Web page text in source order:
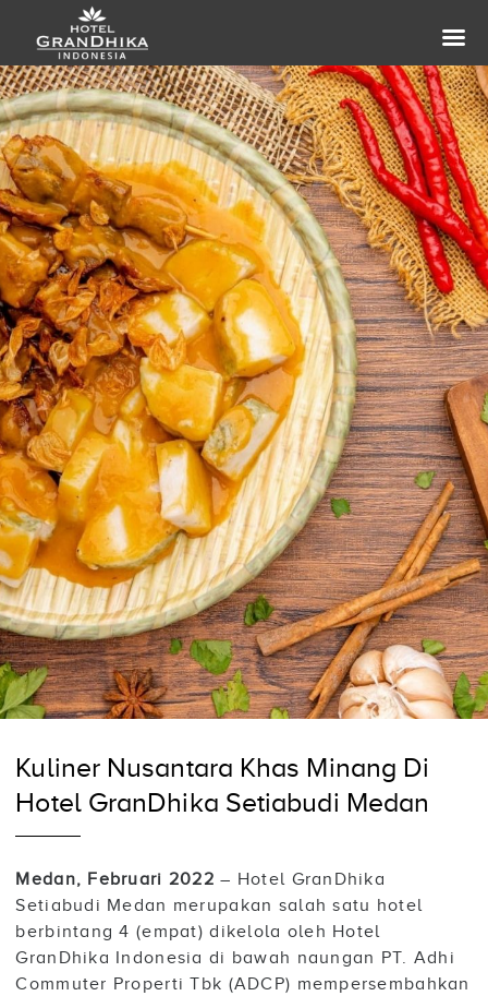
Kuliner Nusantara Khas Minang Di
Hotel GranDhika Setiabudi Medan
Medan, Februari 2022 – Hotel GranDhika
Setiabudi Medan merupakan salah satu hotel
berbintang 4 (empat) dikelola oleh Hotel
GranDhika Indonesia di bawah naungan PT. Adhi
Commuter Properti Tbk (ADCP) mempersembahkan